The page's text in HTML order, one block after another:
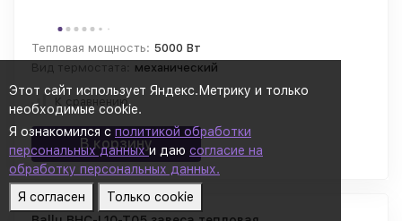
Этот сайт использует Яндекс.Метрику и только
необходимые cookie.
Я ознакомился с политикой обработки
персональных данныхи даю согласие на
обработку персональных данных.
Я согласен
Только cookie
Тепловая мощность: 5000 Вт
Вид термостата:
механический
К сравнению
В корзину